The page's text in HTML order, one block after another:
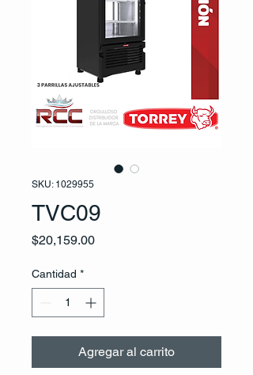
SKU: 1029955
TVC09
$20,159.00Precio
Cantidad *
Agregar al carrito